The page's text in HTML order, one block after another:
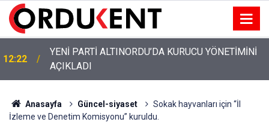
12:22
YENİ PARTİ ALTINORDU’DA KURUCU YÖNETİMİNİ
AÇIKLADI
Anasayfa Güncel-siyaset
Sokak hayvanları için “İl
İzleme ve Denetim Komisyonu” kuruldu.